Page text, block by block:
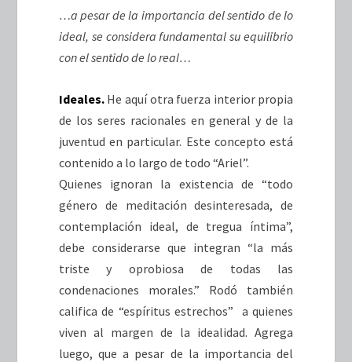
…a pesar de la importancia del sentido de lo
ideal, se considera fundamental su equilibrio
con el sentido de lo real…
Ideales.He aquí otra fuerza interior propia
de los seres racionales en general y de la
juventud en particular. Este concepto está
contenido a lo largo de todo “Ariel”.
Quienes ignoran la existencia de “todo
género de meditación desinteresada, de
contemplación ideal, de tregua íntima”,
debe considerarse que integran “la más
triste y oprobiosa de todas las
condenaciones morales.” Rodó también
califica de “espíritus estrechos” a quienes
viven al margen de la idealidad. Agrega
luego, que a pesar de la importancia del